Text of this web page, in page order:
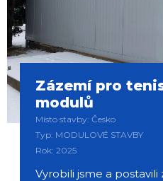
Zázemí pro
modulů
Místo stavby: Česko
Typ: MODULOVÉ STAVBY
Rok: 2025
Vyrobili jsme a